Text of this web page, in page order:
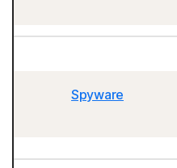
Spyware